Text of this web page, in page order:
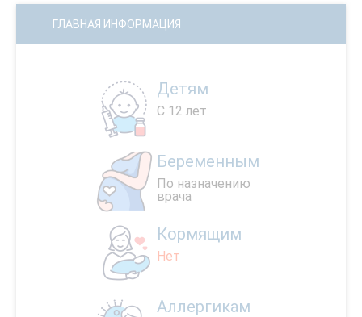
ГЛАВНАЯ ИНФОРМАЦИЯ
Детям
С 12 лет
Беременным
По назначению
врача
Кормящим
Нет
Аллергикам